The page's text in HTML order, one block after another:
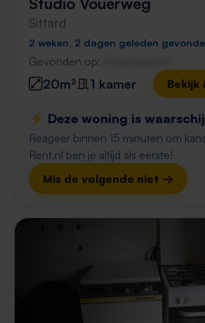
Sittard
2 weken, 2 dagen geleden
Gevonden op:
20m² 1 kamer Bekijk
⚡️ Deze woning is
Reageer binnen 15 minuten om
Rent.nl ben je altijd als eerste!
Mis de volgende niet →